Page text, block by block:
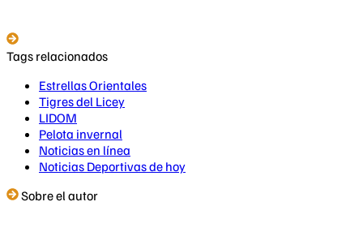
Tags relacionados
Estrellas Orientales
Tigres del Licey
LIDOM
Pelota invernal
Noticias en línea
Noticias Deportivas de hoy
Sobre el autor